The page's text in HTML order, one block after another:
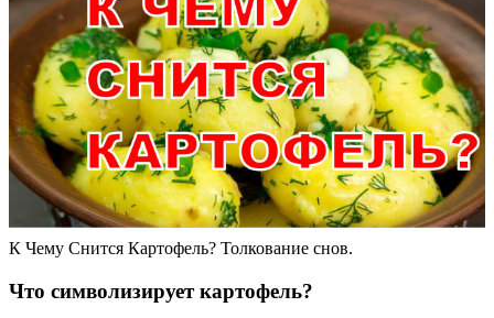
К Чему Снится Картофель? Толкование снов.
Что символизирует картофель?